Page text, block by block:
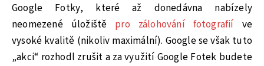
Google Fotky, které až donedávna nabízely
neomezené úložiště pro zálohování fotografií ve
vysoké kvalitě (nikoliv maximální). Google se však tuto
„akci“ rozhodl zrušit a za využití Google Fotek budete